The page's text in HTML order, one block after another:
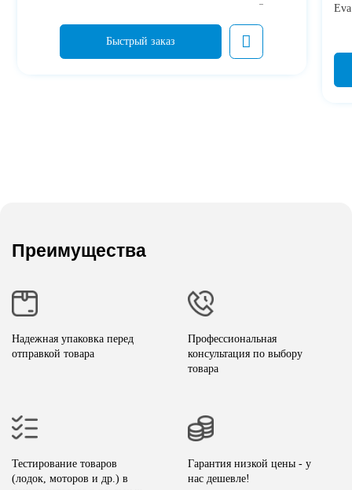
Преимущества
Надежная упаковка перед
отправкой товара
Профессиональная
консультация по выбору
товара
Тестирование товаров
(лодок, моторов и др.) в
Гарантия низкой цены - у
нас дешевле!